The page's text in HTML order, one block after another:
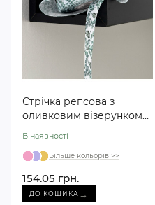
Стрічка репсова з
оливковим візерунком
В наявності
Більше кольорів >>
154.05 грн.
ДО КОШИКА →